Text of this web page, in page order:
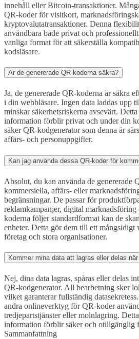
innehåll eller Bitcoin-transaktioner.
QR-koder för visitkort,
kryptovalutatransaktioner. Denna
användbara både privat och
vanliga format för att säkerställa
kodsläsare.
Är de genererade QR-koderna säkra?
Ja, de genererade QR-koderna är säkra
i din webbläsare. Ingen data laddas upp
minskar säkerhetsriskerna avsevärt.
information förblir privat och under din
säker QR-kodgenerator som denna är
affärs- och personuppgifter.
Kan jag använda dessa QR-koder för
Absolut, du kan använda de genererade
kommersiella, affärs- eller
begränsningar. De passar för
reklamkampanjer, digital
koderna följer standardformat kan de
enheter. Detta gör dem till ett mångsidigt
företag och stora organisationer.
Kommer mina data att lagras eller delas
Nej, dina data lagras, spåras eller delas
QR-kodgenerator. All bearbetning sker
vilket garanterar fullständig
andra onlineverktyg för QR-koder
tredjepartstjänster eller molnlagring.
information förblir säker och otillgänglig
Sammanfattning